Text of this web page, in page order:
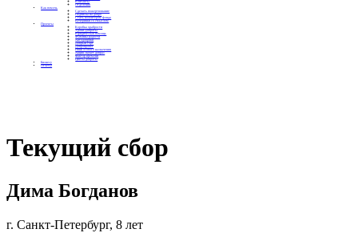
Контакты
Отделения
Как помочь
Сделать пожертвование
Подписка на добро
Стать волонтером фонда
Вечеринки со смыслом
Проекты
Коробка храбрости
Уроки Доброты
Юридическая помощь
Мамины радости
Автодобряки
Добрый торт
Добропробег
Няни особого назначения
Акция «Букет добра»
Фактор времени
Цветы доброты
Бизнесу
Отчеты
Текущий сбор
Дима Богданов
г. Санкт-Петербург, 8 лет